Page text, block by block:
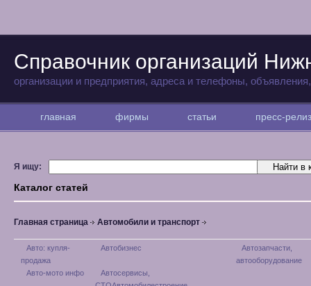
Справочник организаций
организации и предприятия, адреса и телефоны,
главная фирмы статьи пресс-
Я ищу:
Каталог статей
Главная страница Автомобили и транспорт
Авто: купля-
продажа
Автобизнес
Автозапчасти,
автооборудование
Авто-мото инфо
Автосервисы,